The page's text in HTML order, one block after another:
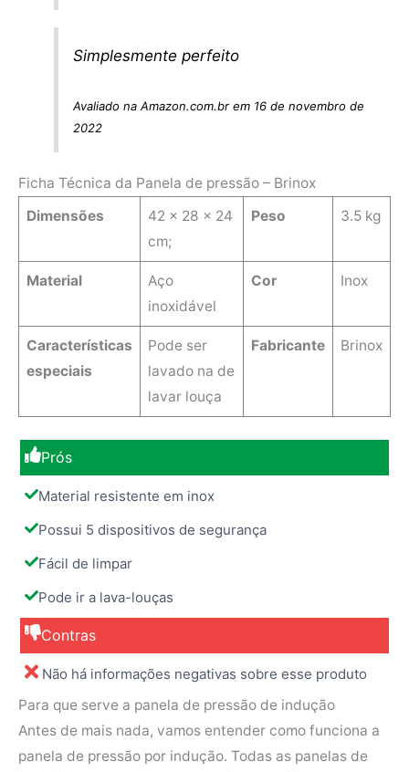
Simplesmente perfeito
Avaliado na Amazon.com.br em 16 de novembro de
2022
Ficha Técnica da Panela de pressão – Brinox
Dimensões
‎42 x 28 x 24
cm;
Peso 3.5 kg
Material
‎Aço
inoxidável
Cor Inox
Características
especiais
‎Pode ser
lavado na de
lavar louça
Fabricante Brinox
Prós
Material resistente em inox
Possui 5 dispositivos de segurança
Fácil de limpar
Pode ir a lava-louças
Contras
Não há informações negativas sobre esse produto
Para que serve a panela de pressão de indução
Antes de mais nada, vamos entender como funciona a
panela de pressão por indução. Todas as panelas de